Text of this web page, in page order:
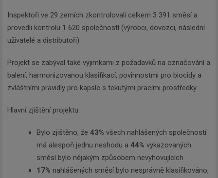
Inspektoři ve 29 zemích zkontrolovali celkem 3 391 směsí a
provedli kontrolu 1 620 společností (výrobci, dovozci, následní
uživatelé a distributoři).
Projekt se zabýval také výjimkami z požadavků na označování a
balení, harmonizovanou klasifikací, povinnostmi pro biocidy a
zvláštními pravidly pro kapsle s tekutými pracími prostředky.
Hlavní zjištění projektu:
Bylo zjištěno, že 43% všech nahlášených společností
má alespoň jednu neshodu a 44% vykazovaných
směsí bylo nějakým způsobem nevyhovujících.
17% nahlášených směsí bylo nesprávně klasifikováno,